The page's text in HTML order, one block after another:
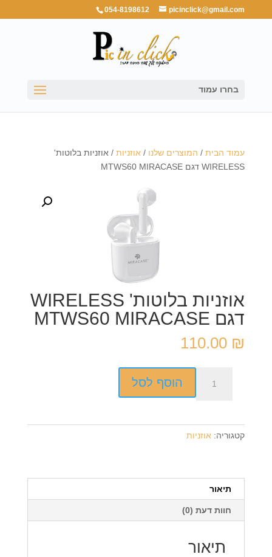
054-8198612 picinclick@gmail.com
בחרו עמוד
עמוד הבית/ המוצרים שלנו / אוזניות/ אוזניות בלוטות'
WIRELESS דגם MTWS60 MIRACASE
אוזניות בלוטות' WIRELESS
דגם MTWS60 MIRACASE
110.00 ₪
הוסף לסל
קטגוריה: אוזניות
תיאור
חוות דעת (0)
תיאור